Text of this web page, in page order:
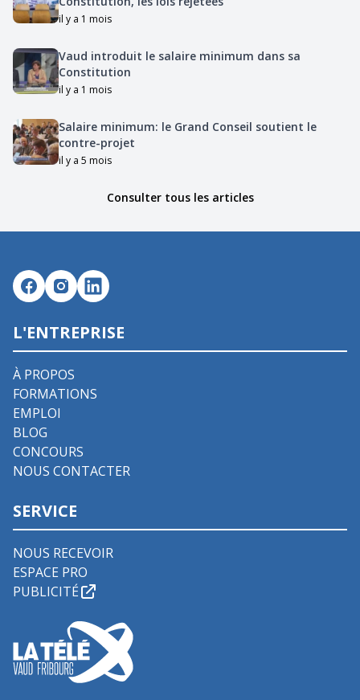
il y a 1 mois
Vaud introduit le salaire minimum dans sa
Constitution
il y a 1 mois
Salaire minimum: le Grand Conseil soutient le
contre-projet
il y a 5 mois
Consulter tous les articles
L'ENTREPRISE
À PROPOS
FORMATIONS
EMPLOI
BLOG
CONCOURS
NOUS CONTACTER
SERVICE
NOUS RECEVOIR
ESPACE PRO
PUBLICITÉ